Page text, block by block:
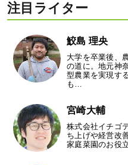
注目ライター
鮫島 理央
大学を卒業後、
の道に。地元神
型農業を実現す
も…
宮崎大輔
株式会社イチゴ
ち上げや経営改
家庭菜園のお役